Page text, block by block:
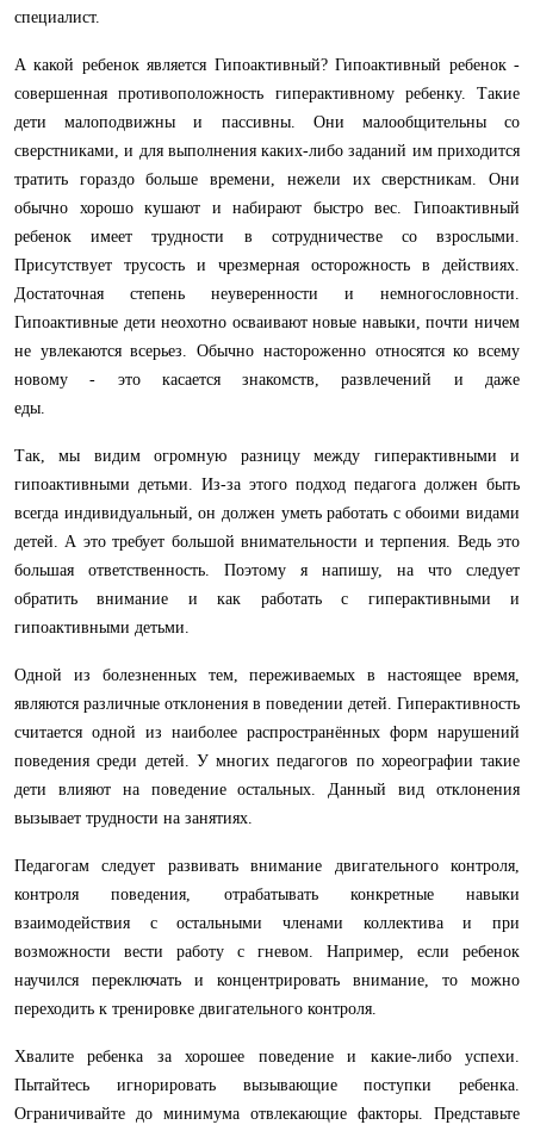
специалист.
А какой ребенок является Гипоактивный? Гипоактивный ребенок -
совершенная противоположность гиперактивному ребенку. Такие
дети малоподвижны и пассивны. Они малообщительны со
сверстниками, и для выполнения каких-либо заданий им приходится
тратить гораздо больше времени, нежели их сверстникам. Они
обычно хорошо кушают и набирают быстро вес. Гипоактивный
ребенок имеет трудности в сотрудничестве со взрослыми.
Присутствует трусость и чрезмерная осторожность в действиях.
Достаточная степень неуверенности и немногословности.
Гипоактивные дети неохотно осваивают новые навыки, почти ничем
не увлекаются всерьез. Обычно настороженно относятся ко всему
новому - это касается знакомств, развлечений и даже
еды.
Так, мы видим огромную разницу между гиперактивными и
гипоактивными детьми. Из-за этого подход педагога должен быть
всегда индивидуальный, он должен уметь работать с обоими видами
детей. А это требует большой внимательности и терпения. Ведь это
большая ответственность. Поэтому я напишу, на что следует
обратить внимание и как работать с гиперактивными и
гипоактивными детьми.
Одной из болезненных тем, переживаемых в настоящее время,
являются различные отклонения в поведении детей. Гиперактивность
считается одной из наиболее распространённых форм нарушений
поведения среди детей. У многих педагогов по хореографии такие
дети влияют на поведение остальных. Данный вид отклонения
вызывает трудности на занятиях.
Педагогам следует развивать внимание двигательного контроля,
контроля поведения, отрабатывать конкретные навыки
взаимодействия с остальными членами коллектива и при
возможности вести работу с гневом. Например, если ребенок
научился переключать и концентрировать внимание, то можно
переходить к тренировке двигательного контроля.
Хвалите ребенка за хорошее поведение и какие-либо успехи.
Пытайтесь игнорировать вызывающие поступки ребенка.
Ограничивайте до минимума отвлекающие факторы. Представьте